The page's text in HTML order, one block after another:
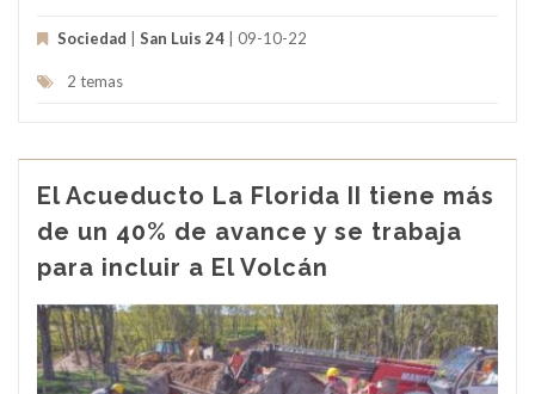
Sociedad San Luis 24 | 09-10-22
2 temas
El Acueducto La Florida II tiene más
de un 40% de avance y se trabaja
para incluir a El Volcán